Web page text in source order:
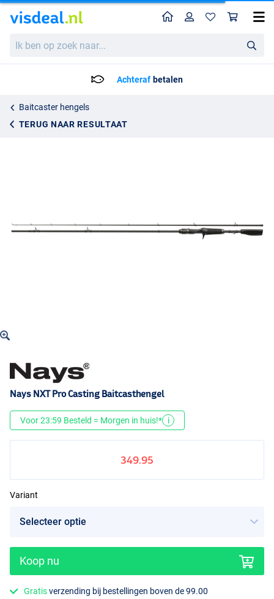
ben
HomeProfiel
Achteraf betalen
Baitcaster hengels
TERUG NAAR RESULTAAT
Nays NXT Pro Casting Baitcasthengel
Nays NXT Pro Casting Baitcasthengel
Voor 23:59 Besteld = Morgen in huis!* i
349.95
Variant
Koop nu
Gratisverzending bij bestellingen boven de 99.00